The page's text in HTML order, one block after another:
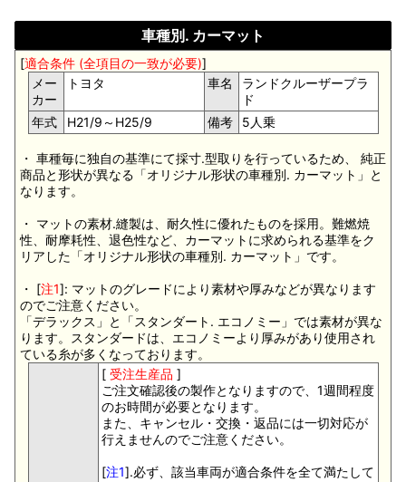
車種別. カーマット
[適合条件 (全項目の一致が必要)]
メー
カー
トヨタ 車名
ランドクルーザープラ
ド
年式
H21/9～H25/9 備考 5人乗
・ 車種毎に独自の基準にて採寸.型取りを行っているため、 純正
商品と形状が異なる「オリジナル形状の車種別. カーマット」と
なります。
・ マットの素材.縫製は、耐久性に優れたものを採用。難燃焼
性、耐摩耗性、退色性など、カーマットに求められる基準をク
リアした「オリジナル形状の車種別. カーマット」です。
・ [注1]: マットのグレードにより素材や厚みなどが異なります
のでご注意ください。
「デラックス」と「スタンダート. エコノミー」では素材が異な
ります。スタンダードは、エコノミーより厚みがあり使用され
ている糸が多くなっております。
[ 受注生産品 ]
ご注文確認後の製作となりますので、1週間程度
のお時間が必要となります。
また、キャンセル・交換・返品には一切対応が
行えませんのでご注意ください。
[注1].必ず、該当車両が適合条件を全て満たして